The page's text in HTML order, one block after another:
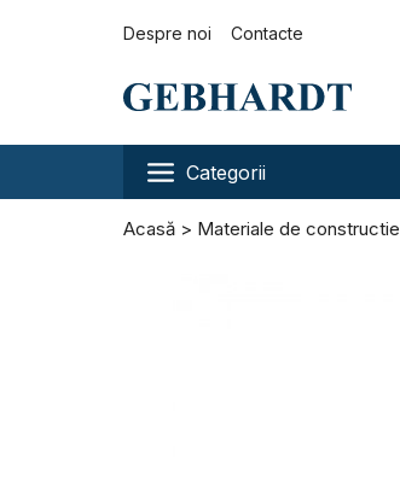
Despre noi Contacte
Categorii
Acasă Materiale de constructie